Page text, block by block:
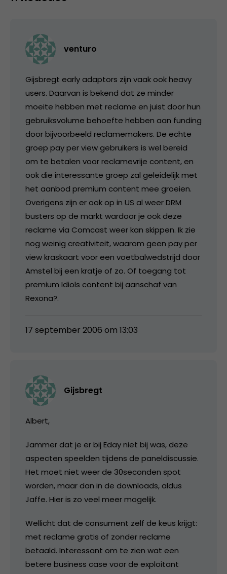
venturo
Gijsbregt early adaptors zijn vaak ook heavy
users. Daarvan is bekend dat ze minder
moeite hebben met reclame en juist door hun
gebruiksvolume behoefte hebben aan funding
door bijvoorbeeld reclamemakers. De echte
groep pay per view gebruikers is wel bereid
om te betalen voor reclamevrije content, en
ook die interessante groep zal geleidelijk met
het aanbod premium content mee groeien.
Overigens zijn er ook op in US al weer DRM
busters op de markt wardoor je ook deze
reclame via Comcast weer kan skippen. Ik zie
nog weinig creativiteit, waarom geen pay per
view kraskaart voor een voetbalwedstrijd door
Amstel bij een kratje of zo. Of toegang tot
premium Idiols content bij aanschaf van
Rexona?.
17 september 2006 om 13:03
Gijsbregt
Albert,
Jammer dat je er bij Eday niet bij was, deze
aspecten speelden tijdens de paneldiscussie.
Het moet niet weer de 30seconden spot
worden, maar dan in de downloads, aldus
Jaffe. Hier is zo veel meer mogelijk.
Wellicht dat de consument zelf de keus krijgt:
met reclame gratis of zonder reclame
betaald. Interessant om te zien wat een
betere business case voor de exploitant